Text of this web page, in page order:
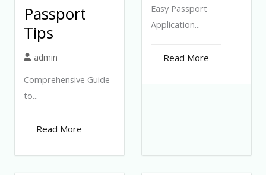
Passport
Tips
admin
Comprehensive Guide
to...
Read More
Easy Passport
Application...
Read More